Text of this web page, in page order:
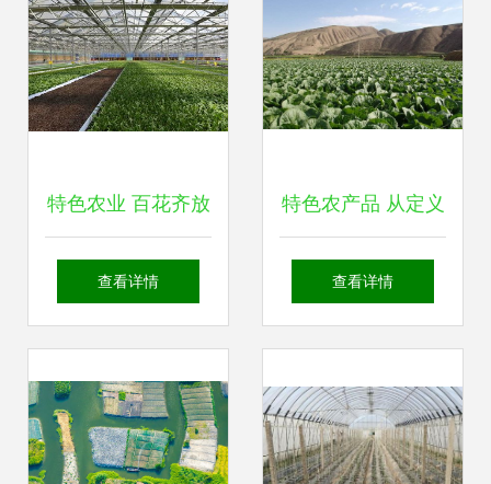
特色农业 百花齐放
的乡土新名片
查看详情
特色农产品 从定义
到种植与发展方
流网与农业种植技
术
查看详情